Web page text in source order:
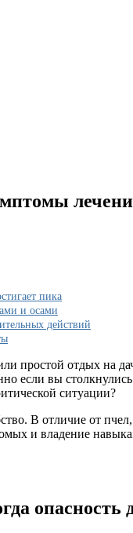
пика
и осами
действий
простой отдых на
если вы
ситуации?
В отличие от
и владение
опасность